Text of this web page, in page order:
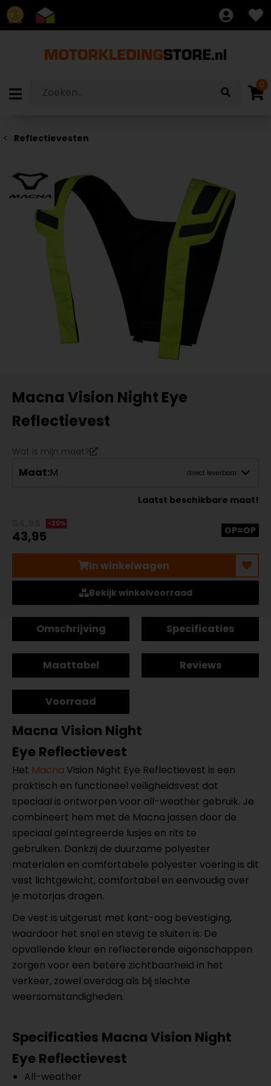
8.7
0
Reflectievesten
Macna Vision Night Eye
Reflectievest
Wat is mijn maat?
Maat:M direct leverbaar
Laatst beschikbare maat!
-20%
43,95 OP=OP
In winkelwagen
Bekijk winkelvoorraad
Omschrijving Specificaties
Maattabel Reviews
Voorraad
Macna Vision Night
Eye Reflectievest
Het Macna Vision Night Eye Reflectievest is een
praktisch en functioneel veiligheidsvest dat
speciaal is ontworpen voor all-weather gebruik. Je
combineert hem met de Macna jassen door de
speciaal geïntegreerde lusjes en rits te
gebruiken. Dankzij de duurzame polyester
materialen en comfortabele polyester voering is dit
vest lichtgewicht, comfortabel en eenvoudig over
je motorjas dragen.
De vest is uitgerust met kant-oog bevestiging,
waardoor het snel en stevig te sluiten is. De
opvallende kleur en reflecterende eigenschappen
zorgen voor een betere zichtbaarheid in het
verkeer, zowel overdag als bij slechte
weersomstandigheden.
Specificaties Macna Vision Night
Eye Reflectievest
All-weather